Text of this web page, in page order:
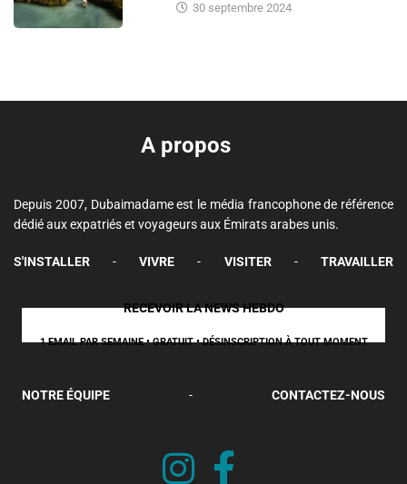
30 septembre 2024
A propos
Depuis 2007, Dubaimadame est le média francophone de référence
dédié aux expatriés et voyageurs aux Émirats arabes unis.
S'INSTALLER - VIVRE - VISITER - TRAVAILLER
RECEVOIR LA NEWS HEBDO
1 EMAIL PAR SEMAINE • GRATUIT • DÉSINSCRIPTION À TOUT MOMENT
NOTRE ÉQUIPE - CONTACTEZ-NOUS